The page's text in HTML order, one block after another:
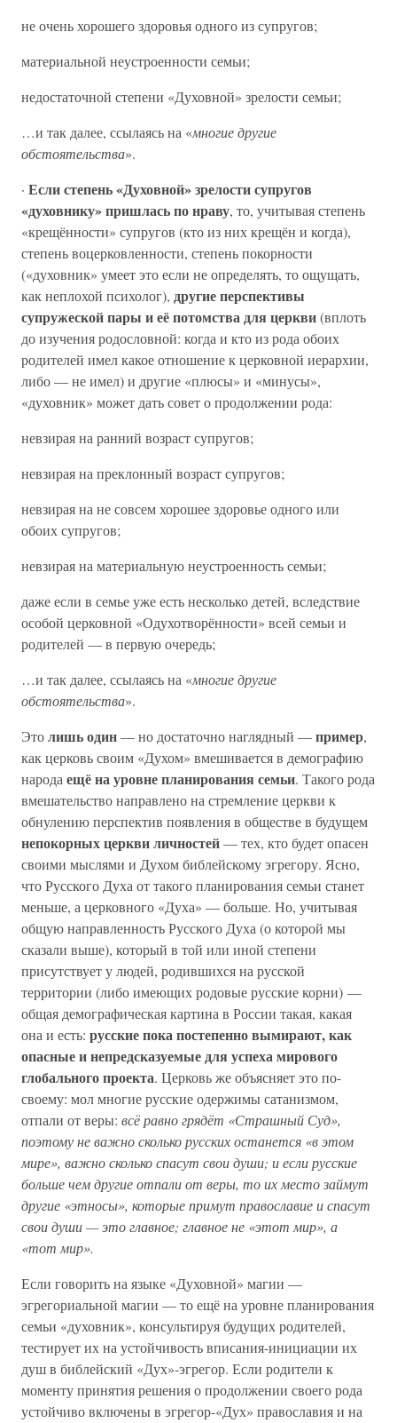
не очень хорошего здоровья одного из супругов;
материальной неустроенности семьи;
недостаточной степени «Духовной» зрелости семьи;
…и так далее, ссылаясь на «многие другие
обстоятельства».
· Если степень «Духовной» зрелости супругов
«духовнику» пришлась по нраву, то, учитывая степень
«крещённости» супругов (кто из них крещён и когда),
степень воцерковленности, степень покорности
(«духовник» умеет это если не определять, то ощущать,
как неплохой психолог), другие перспективы
супружеской пары и её потомства для церкви(вплоть
до изучения родословной: когда и кто из рода обоих
родителей имел какое отношение к церковной иерархии,
либо — не имел) и другие «плюсы» и «минусы»,
«духовник» может дать совет о продолжении рода:
невзирая на ранний возраст супругов;
невзирая на преклонный возраст супругов;
невзирая на не совсем хорошее здоровье одного или
обоих супругов;
невзирая на материальную неустроенность семьи;
даже если в семье уже есть несколько детей, вследствие
особой церковной «Одухотворённости» всей семьи и
родителей — в первую очередь;
…и так далее, ссылаясь на «многие другие
обстоятельства».
Этолишь один— но достаточно наглядный —пример,
как церковь своим «Духом» вмешивается в демографию
народа ещё на уровне планирования семьи. Такого рода
вмешательство направлено на стремление церкви к
обнулению перспектив появления в обществе в будущем
непокорных церкви личностей— тех, кто будет опасен
своими мыслями и Духом библейскому эгрегору. Ясно,
что Русского Духа от такого планирования семьи станет
меньше, а церковного «Духа» — больше. Но, учитывая
общую направленность Русского Духа (о которой мы
сказали выше), который в той или иной степени
присутствует у людей, родившихся на русской
территории (либо имеющих родовые русские корни) —
общая демографическая картина в России такая, какая
она и есть: русские пока постепенно вымирают, как
опасные и непредсказуемые для успеха мирового
глобального проекта. Церковь же объясняет это по-
своему: мол многие русские одержимы сатанизмом,
отпали от веры: всё равно грядёт «Страшный Суд»,
поэтому не важно сколько русских останется «в этом
мире», важно сколько спасут свои души; и если русские
больше чем другие отпали от веры, то их место займут
другие «этносы», которые примут православие и спасут
свои души — это главное; главное не «этот мир», а
«тот мир».
Если говорить на языке «Духовной» магии —
эгрегориальной магии — то ещё на уровне планирования
семьи «духовник», консультируя будущих родителей,
тестирует их на устойчивость вписания-инициации их
душ в библейский «Дух»-эгрегор. Если родители к
моменту принятия решения о продолжении своего рода
устойчиво включены в эгрегор-«Дух» православия и на